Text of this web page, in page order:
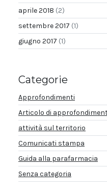
aprile 2018 (2)
settembre 2017 (1)
giugno 2017 (1)
Categorie
Approfondimenti
Articolo di
attività sul territorio
Comunicati stampa
Guida alla parafarmacia
Senza categoria